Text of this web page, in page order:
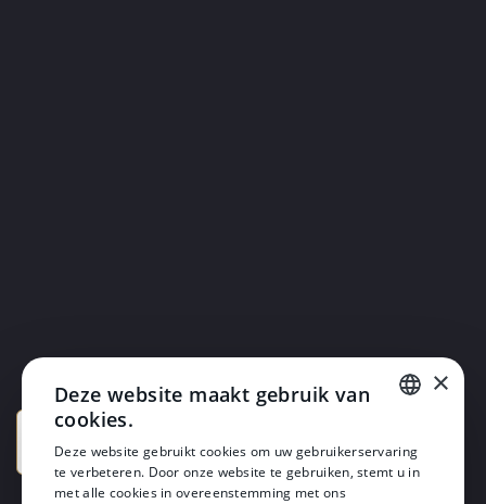
DUTCH
×
Deze website maakt gebruik van
cookies.
Deze website gebruikt cookies om uw gebruikerservaring
te verbeteren. Door onze website te gebruiken, stemt u in
met alle cookies in overeenstemming met ons